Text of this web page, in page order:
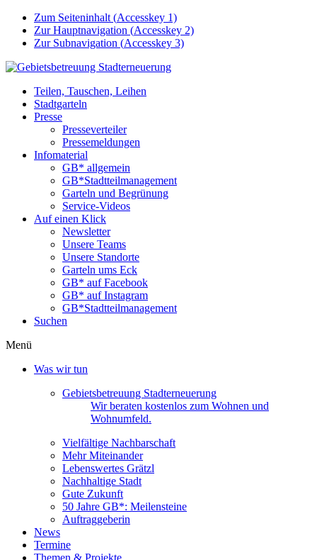
Zum Seiteninhalt (Accesskey 1)
Zur Hauptnavigation (Accesskey 2)
Zur Subnavigation (Accesskey 3)
Teilen, Tauschen, Leihen
Stadtgarteln
Presse
Presseverteiler
Pressemeldungen
Infomaterial
GB* allgemein
GB*Stadtteilmanagement
Garteln und Begrünung
Service-Videos
Auf einen Klick
Newsletter
Unsere Teams
Unsere Standorte
Garteln ums Eck
GB* auf Facebook
GB* auf Instagram
GB*Stadtteilmanagement
Suchen
Menü
Was wir tun
Gebietsbetreuung Stadterneuerung
Wir beraten kostenlos zum Wohnen und
Wohnumfeld.
Vielfältige Nachbarschaft
Mehr Miteinander
Lebenswertes Grätzl
Nachhaltige Stadt
Gute Zukunft
50 Jahre GB*: Meilensteine
Auftraggeberin
News
Termine
Themen & Projekte